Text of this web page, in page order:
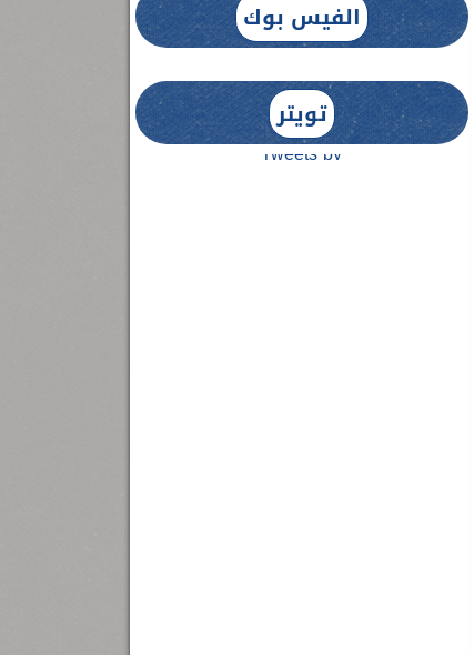
الفيس بوك
تويتر
Tweets by